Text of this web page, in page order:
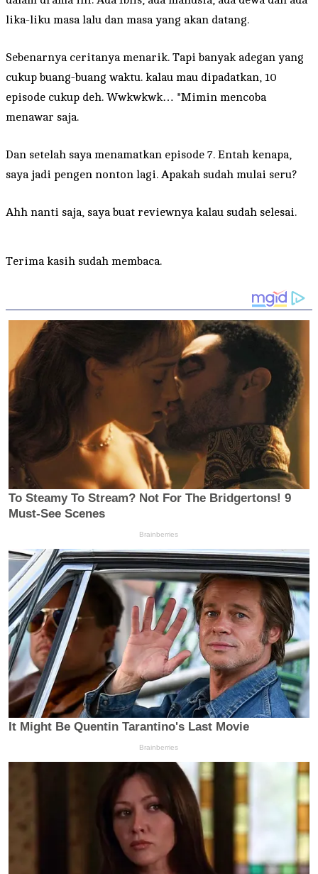
lika-liku masa lalu dan masa yang akan datang.
Sebenarnya ceritanya menarik. Tapi banyak adegan yang
cukup buang-buang waktu. kalau mau dipadatkan, 10
episode cukup deh. Wwkwkwk… *Mimin mencoba
menawar saja.
Dan setelah saya menamatkan episode 7. Entah kenapa,
saya jadi pengen nonton lagi. Apakah sudah mulai seru?
Ahh nanti saja, saya buat reviewnya kalau sudah selesai.
Terima kasih sudah membaca.